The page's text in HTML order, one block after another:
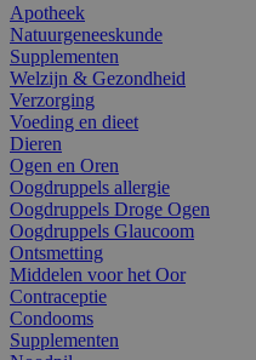
Apotheek
Natuurgeneeskunde
Supplementen
Welzijn & Gezondheid
Verzorging
Voeding en dieet
Dieren
Ogen en Oren
Oogdruppels allergie
Oogdruppels Droge Ogen
Oogdruppels Glaucoom
Ontsmetting
Middelen voor het Oor
Contraceptie
Condooms
Supplementen